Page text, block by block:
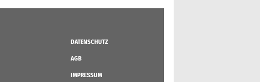
DATENSCHUTZ
AGB
IMPRESSUM